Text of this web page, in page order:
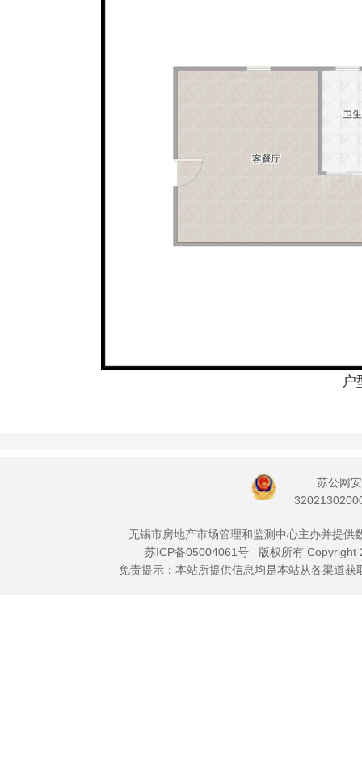
户
苏公网
无锡市房地产市场管理和监测中心主办并提
苏ICP备05004061号 版权所有 Copyright
免责提示 ：本站所提供信息均是本站从各渠道